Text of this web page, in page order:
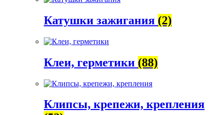
Катушки зажигания (2)
Клеи, герметики (88)
Клипсы, крепежи, крепления